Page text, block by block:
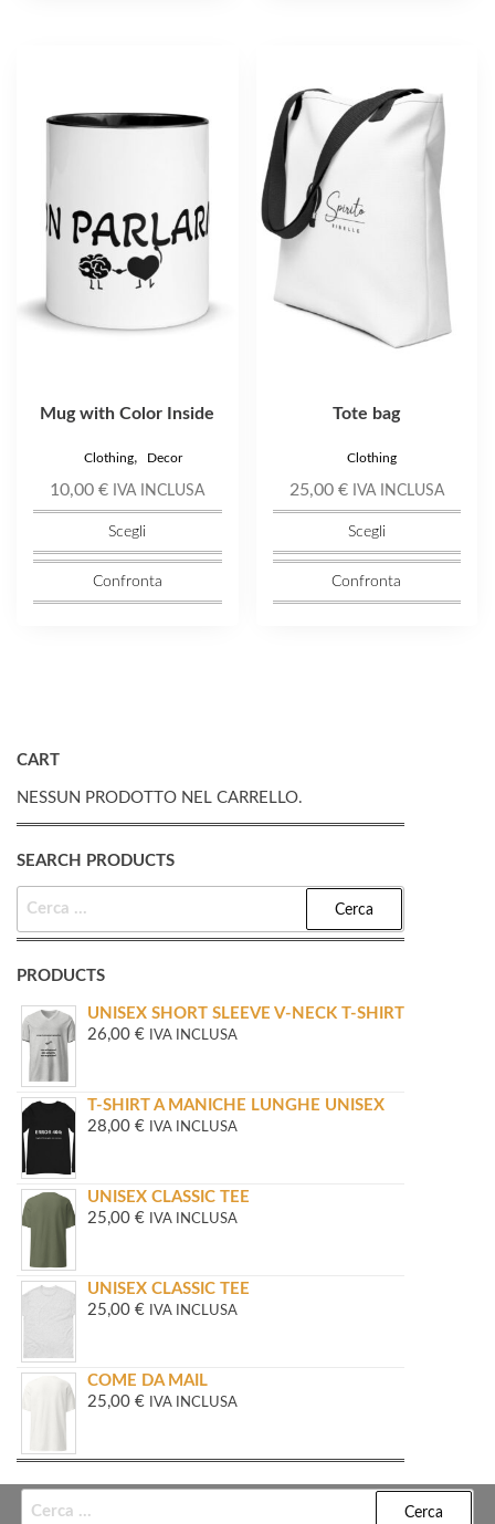
Mug with Color Inside
Clothing, Decor
10,00€ IVA INCLUSA
Scegli
opzioni
possono
scelte
nella
Confronta
Tote bag
Clothing
25,00 € IVA INCLUSA
Scegli
più
varianti.
Le
opzioni
possono
scelte
Confronta
CART
NESSUN PRODOTTO NEL CARRELLO.
SEARCH PRODUCTS
RICERCA
PRODUCTS
UNISEX SHORT SLEEVE V-NECK T-SHIRT
26,00 € IVA INCLUSA
T-SHIRT A MANICHE LUNGHE UNISEX
28,00 € IVA INCLUSA
UNISEX CLASSIC TEE
25,00 € IVA INCLUSA
UNISEX CLASSIC TEE
25,00 € IVA INCLUSA
COME DA MAIL
25,00 € IVA INCLUSA
Ricerca